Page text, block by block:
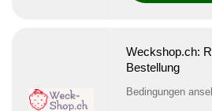
Weckshop.ch:
Bestellung
Bedingungen